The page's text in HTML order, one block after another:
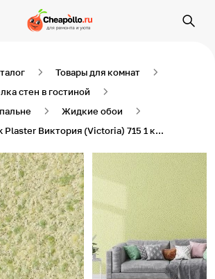
Товары для комнат
стен в гостиной
Жидкие обои
Жидкие обои Silk Plaster Виктория (Victoria) 715 1 кг Светло-зеленый